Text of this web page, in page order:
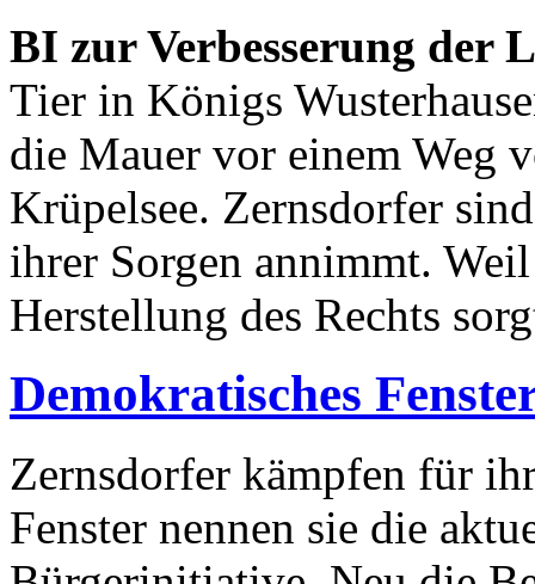
BI zur Verbesserung der
Tier in Königs
die Mauer vor einem Weg
Krüpelsee. Zernsdorfer
ihrer Sorgen annimmt.
Herstellung des Rechts
Demokratisches
Zernsdorfer kämpfen für
Fenster nennen sie die